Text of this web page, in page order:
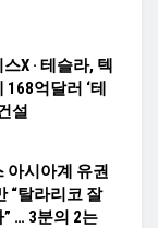
X · 테슬라, 텍
168억달러 ‘테
설
아시아계 유권
“탈라리코 잘
” … 3분의 2는